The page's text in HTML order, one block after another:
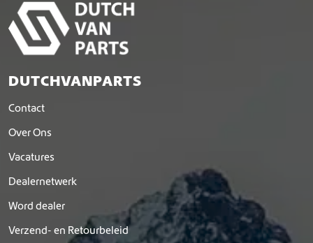
DUTCHVANPARTS
Contact
Over Ons
Vacatures
Dealernetwerk
Word dealer
Verzend- en Retourbeleid